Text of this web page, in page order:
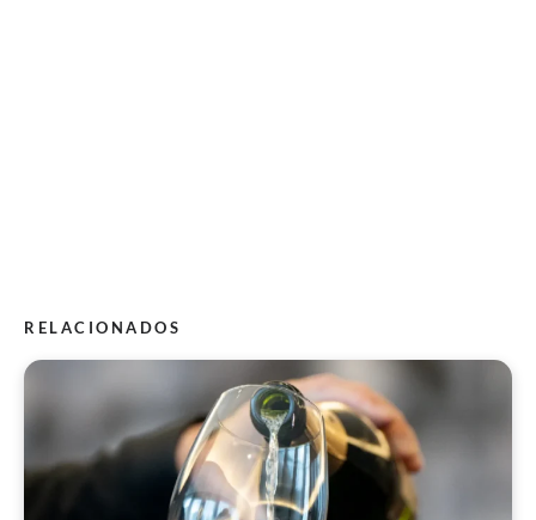
RELACIONADOS